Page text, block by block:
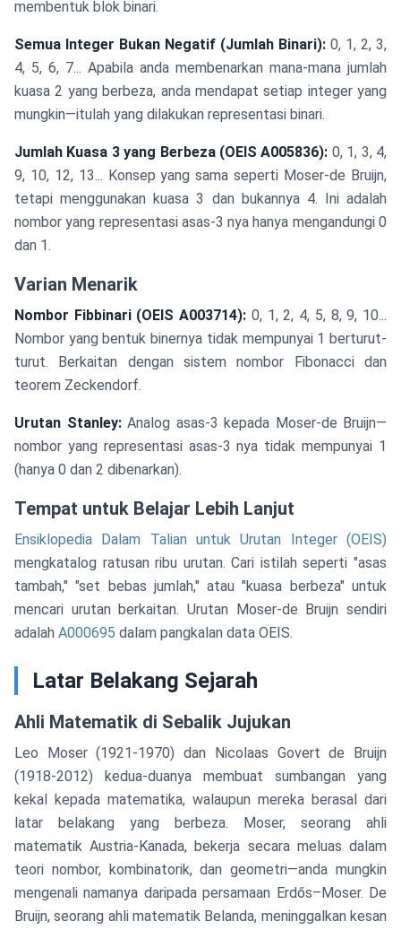
membentuk blok binari.
Semua Integer Bukan Negatif (Jumlah Binari): 0, 1, 2, 3,
4, 5, 6, 7... Apabila anda membenarkan mana-mana jumlah
kuasa 2 yang berbeza, anda mendapat setiap integer yang
mungkin—itulah yang dilakukan representasi binari.
Jumlah Kuasa 3 yang Berbeza (OEIS A005836): 0, 1, 3, 4,
9, 10, 12, 13... Konsep yang sama seperti Moser-de Bruijn,
tetapi menggunakan kuasa 3 dan bukannya 4. Ini adalah
nombor yang representasi asas-3 nya hanya mengandungi 0
dan 1.
Varian Menarik
Nombor Fibbinari (OEIS A003714): 0, 1, 2, 4, 5, 8, 9, 10...
Nombor yang bentuk binernya tidak mempunyai 1 berturut-
turut. Berkaitan dengan sistem nombor Fibonacci dan
teorem Zeckendorf.
Urutan Stanley:Analog asas-3 kepada Moser-de Bruijn—
nombor yang representasi asas-3 nya tidak mempunyai 1
(hanya 0 dan 2 dibenarkan).
Tempat untuk Belajar Lebih Lanjut
Ensiklopedia Dalam Talian untuk Urutan Integer (OEIS)
mengkatalog ratusan ribu urutan. Cari istilah seperti "asas
tambah," "set bebas jumlah," atau "kuasa berbeza" untuk
mencari urutan berkaitan. Urutan Moser-de Bruijn sendiri
adalah A000695 dalam pangkalan data OEIS.
Latar Belakang Sejarah
Ahli Matematik di Sebalik Jujukan
Leo Moser (1921-1970) dan Nicolaas Govert de Bruijn
(1918-2012) kedua-duanya membuat sumbangan yang
kekal kepada matematika, walaupun mereka berasal dari
latar belakang yang berbeza. Moser, seorang ahli
matematik Austria-Kanada, bekerja secara meluas dalam
teori nombor, kombinatorik, dan geometri—anda mungkin
mengenali namanya daripada persamaan Erdős–Moser. De
Bruijn, seorang ahli matematik Belanda, meninggalkan kesan